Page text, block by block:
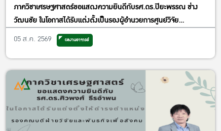
ภาควิชาเศรษฐศาสตร์ขอแสดงความยินดีกับรศ.ดร.ปิยะพรรณ ช่าง
วัฒนชัย ในโอกาสได้รับแต่งตั้งเป็นรองผู้อำนวยการศูนย์วิจัย
เศรษฐศาสตร์ประยุกต์ ฝ่ายพัฒนาคุณภาพ
05 ส.ค. 2569 ผลงานอาจารย์